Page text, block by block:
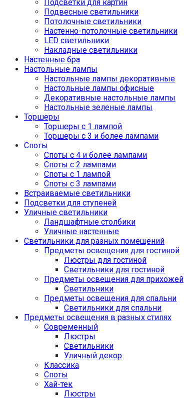
Подсветки для картин
Подвесные светильники
Потолочные светильники
Настенно-потолочные светильники
LED светильники
Накладные светильники
Настенные бра
Настольные лампы
Настольные лампы декоративные
Настольные лампы офисные
Декоративные настольные лампы
Настольные зеленые лампы
Торшеры
Торшеры с 1 лампой
Торшеры с 3 и более лампами
Споты
Споты с 4 и более лампами
Споты с 2 лампами
Споты с 1 лампой
Споты с 3 лампами
Встраиваемые светильники
Подсветки для ступеней
Уличные светильники
Ландшафтные столбики
Уличные настенные
Светильники для разных помещений
Предметы освещения для гостиной
Люстры для гостиной
Светильники для гостиной
Предметы освещения для прихожей
Светильники
Предметы освещения для спальни
Светильники для спальни
Предметы освещения в разных стилях
Cовременный
Люстры
Светильники
Уличный декор
Классика
Споты
Хай-тек
Люстры